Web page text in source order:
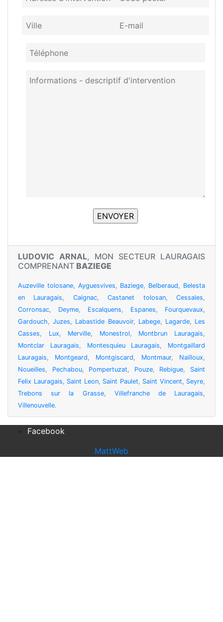
LUDOVIC ARNAL, MON SECTEUR LAURAGAIS
COMPRENANT BAZIEGE
Auzeville tolosane, Ayguesvives, Baziege, Belberaud, Belesta
en Lauragais, Caignac,Castanet tolosan,Cessales,
Corronsac, Deyme, Escalquens, Espanes, Fourquevaux,
Gardouch,Juzes, Labastide Beauvoir, Labege, Lagarde, Les
Casses, Lux, Merville, Monestrol, Montbrun Lauragais,
Montclar Lauragais, Montesquieu Lauragais, Montgaillard
Lauragais, Montgeard, Montgiscard, Montmaur, Nailloux,
Noueilles, Pechabou, Pompertuzat, Pouze, Rebigue, Saint
Felix Lauragais, Saint Leon, Saint Paulet, Saint Vincent, Seyre,
Trebons sur la Grasse, Villefranche de Lauragais,
Villenouvelle.
Facebook
MattWeb